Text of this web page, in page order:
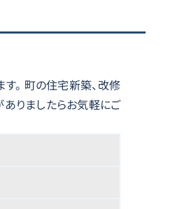
。 町の住宅新築、改修
りましたらお気軽にご